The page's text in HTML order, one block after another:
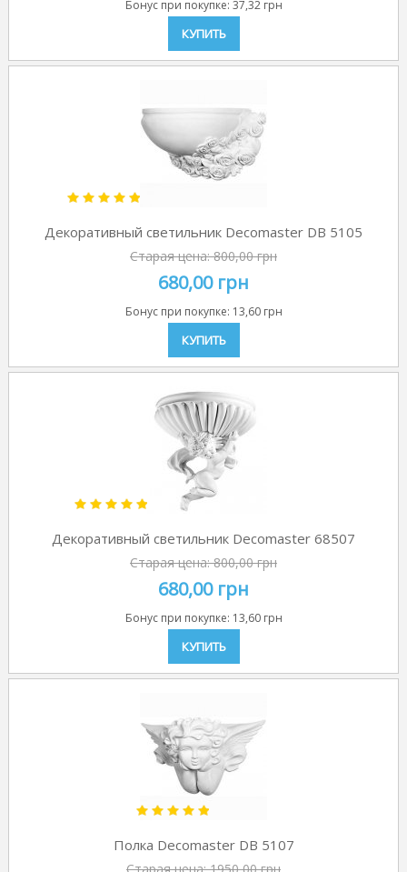
Бонус при покупке: 37,32 грн
КУПИТЬ
Декоративный светильник Decomaster DB 5105
Старая цена:800,00 грн
680,00 грн
Бонус при покупке: 13,60 грн
КУПИТЬ
Декоративный светильник Decomaster 68507
Старая цена:800,00 грн
680,00 грн
Бонус при покупке: 13,60 грн
КУПИТЬ
Полка Decomaster DB 5107